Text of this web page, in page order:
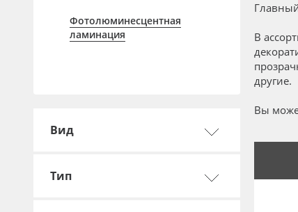
Упаковочные материалы
Orajet 3640
ПЭТ листовой
Фотолюминесцентная
ламинация
Вид
Тип
В
другие.
Вы